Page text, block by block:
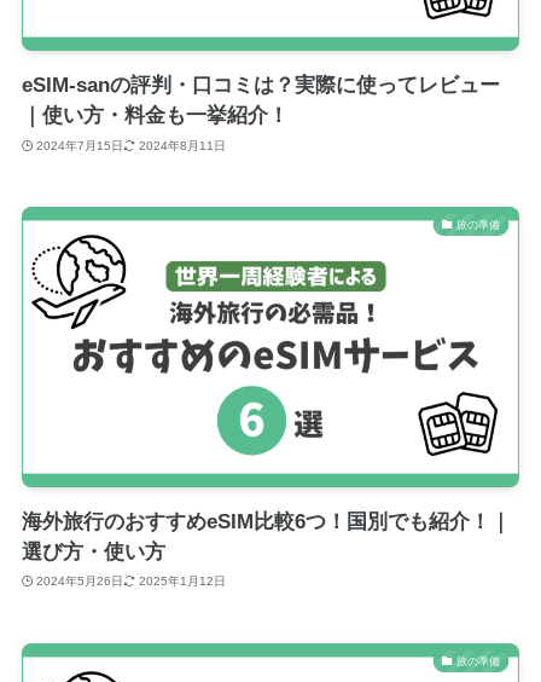
eSIM-sanの評判・口コミは？実際に使ってレビュー
｜使い方・料金も一挙紹介！
2024年7月15日 2024年8月11日
旅の準備
海外旅行のおすすめeSIM比較6つ！国別でも紹介！｜
選び方・使い方
2024年5月26日 2025年1月12日
旅の準備